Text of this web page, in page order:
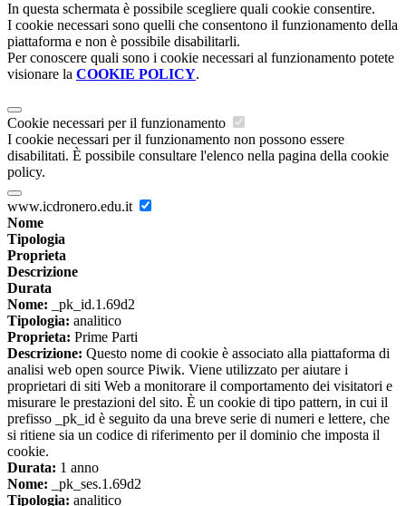
In questa schermata è possibile scegliere quali cookie consentire.
I cookie necessari sono quelli che consentono il funzionamento della
piattaforma e non è possibile disabilitarli.
Per conoscere quali sono i cookie necessari al funzionamento potete
visionare la COOKIE POLICY.
Cookie necessari per il funzionamento
I cookie necessari per il funzionamento non possono essere
disabilitati. È possibile consultare l'elenco nella pagina della cookie
policy.
www.icdronero.edu.it
Nome
Tipologia
Proprieta
Descrizione
Durata
Nome: _pk_id.1.69d2
Tipologia: analitico
Proprieta: Prime Parti
Descrizione: Questo nome di cookie è associato alla piattaforma di
analisi web open source Piwik. Viene utilizzato per aiutare i
proprietari di siti Web a monitorare il comportamento dei visitatori e
misurare le prestazioni del sito. È un cookie di tipo pattern, in cui il
prefisso _pk_id è seguito da una breve serie di numeri e lettere, che
si ritiene sia un codice di riferimento per il dominio che imposta il
cookie.
Durata: 1 anno
Nome: _pk_ses.1.69d2
Tipologia: analitico